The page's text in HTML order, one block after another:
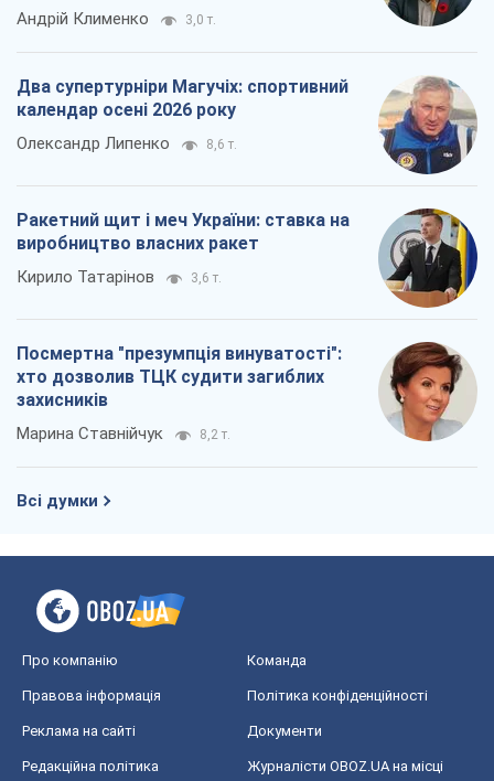
Андрій Клименко 3,0 т.
Два супертурніри Магучіх: спортивний
календар осені 2026 року
Олександр Липенко 8,6 т.
Ракетний щит і меч України: ставка на
виробництво власних ракет
Кирило Татарінов 3,6 т.
Посмертна "презумпція винуватості":
хто дозволив ТЦК судити загиблих
захисників
Марина Ставнійчук 8,2 т.
Всі думки
Про компанію Команда
Правова інформація Політика конфіденційності
Реклама на сайті Документи
Редакційна політика
Журналісти OBOZ.UA на місці